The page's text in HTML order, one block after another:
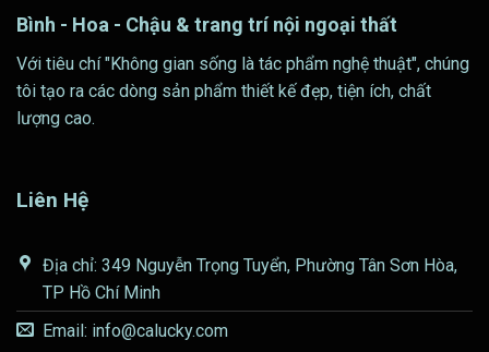
Bình - Hoa - Chậu & trang trí nội ngoại thất
Với tiêu chí "Không gian sống là tác phẩm nghệ thuật", chúng
tôi tạo ra các dòng sản phẩm thiết kế đẹp, tiện ích, chất
lượng cao.
Liên Hệ
Địa chỉ: 349 Nguyễn Trọng Tuyển, Phường Tân Sơn Hòa,
TP Hồ Chí Minh
Email: info@calucky.com